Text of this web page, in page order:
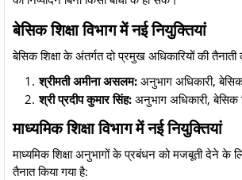
बेसिक शिक्षा विभाग में नई नियुक्तियां
​बेसिक शिक्षा के अंतर्गत दो प्रमुख अधिकारियों की तैनाती
श्रीमती अमीना असलम: अनुभाग अधिकारी,
श्री प्रदीप कुमार सिंह: अनुभाग अधिकारी, बेसिक
माध्यमिक शिक्षा विभाग में नई नियुक्तियां
​माध्यमिक शिक्षा अनुभागों के प्रबंधन को मजबूती देने के
तैनात किया गया है: